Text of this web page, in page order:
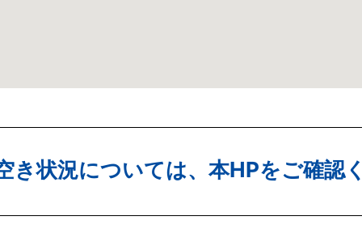
き状況については、本HPをご確認